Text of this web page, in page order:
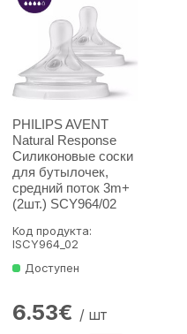
PHILIPS AVENT
Natural Response
Силиконовые соски
для бутылочек,
средний поток 3m+
(2шт.) SCY964/02
Код продукта:
lSCY964_02
Доступен
6.53€ / шт